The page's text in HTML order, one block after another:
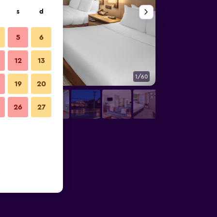
1/60
s d
5 6
12 13
19 20
26 27